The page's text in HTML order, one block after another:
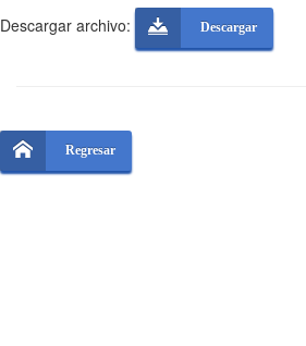
Descargar archivo: Descargar
Regresar